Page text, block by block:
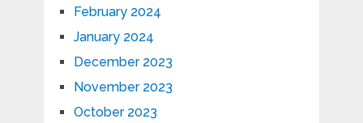
February 2024
January 2024
December 2023
November 2023
October 2023